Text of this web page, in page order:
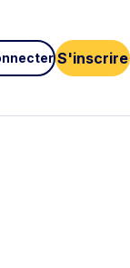
S'inscrire